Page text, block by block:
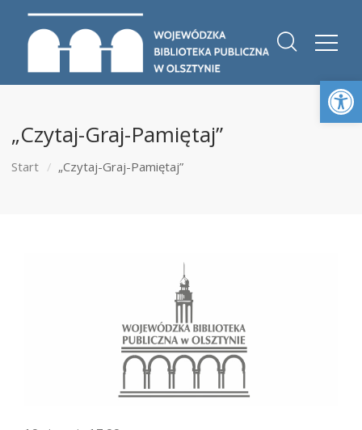
„Czytaj-Graj-Pamiętaj”
Start „Czytaj-Graj-Pamiętaj”